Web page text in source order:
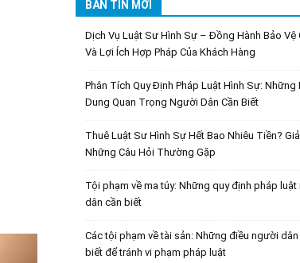
BẢN TIN MỚI
Dịch Vụ Luật Sư Hình Sự – Đồng Hành Bảo Vệ
Và Lợi Ích Hợp Pháp Của Khách Hàng
Phân Tích Quy Định Pháp Luật Hình Sự: Những
Dung Quan Trọng Người Dân Cần Biết
Thuê Luật Sư Hình Sự Hết Bao Nhiêu Tiền?
Những Câu Hỏi Thường Gặp
Tội phạm về ma túy: Những quy định pháp
dân cần biết
Các tội phạm về tài sản: Những điều người dân
biết để tránh vi phạm pháp luật